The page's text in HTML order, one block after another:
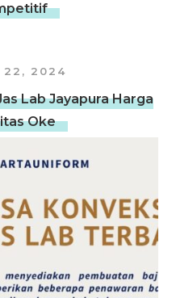
22, 2024
Lab Jayapura Harga
Oke